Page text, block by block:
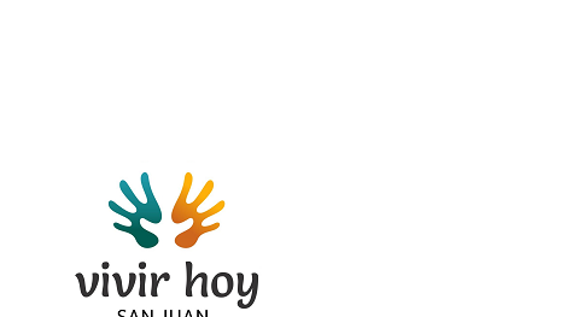
Saltar